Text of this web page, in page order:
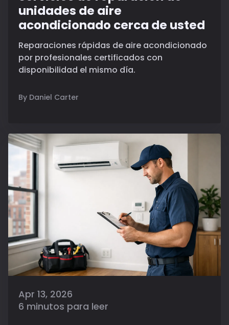
unidades de aire
acondicionado cerca de usted
Reparaciones rápidas de aire acondicionado
por profesionales certificados con
disponibilidad el mismo día.
By Daniel Carter
Apr 13, 2026
6 minutos para leer